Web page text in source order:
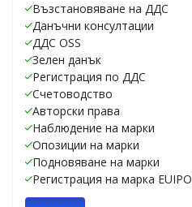
Възстановяване на ДДС
Данъчни консултации
ДДС OSS
Зелен данък
Регистрация по ДДС
Счетоводство
Авторски права
Наблюдение на марки
Опозиции на марки
Подновяване на марки
Регистрация на марка EUIPO